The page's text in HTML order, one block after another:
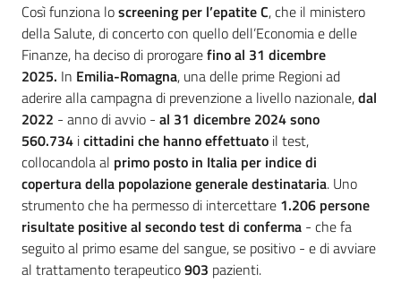
Così funziona loscreening per l’epatite C, che il ministero
della Salute, di concerto con quello dell’Economia e delle
Finanze, ha deciso di prorogarefino al 31 dicembre
2025. In Emilia-Romagna, una delle prime Regioni ad
aderire alla campagna di prevenzione a livello nazionale,dal
2022 - anno di avvio - al 31 dicembre 2024 sono
560.734 icittadini che hanno effettuato il test,
collocandola al primo posto in Italia per indice di
copertura della popolazione generale destinataria. Uno
strumento che ha permesso di intercettare 1.206 persone
risultate positive al secondo test di conferma - che fa
seguito al primo esame del sangue, se positivo - e di avviare
al trattamento terapeutico903 pazienti.